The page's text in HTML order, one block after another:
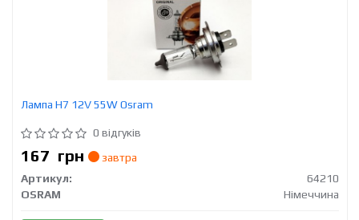
Лампа H7 12V 55W Osram
0 відгуків
167 грн
завтра
Артикул:
64210
OSRAM
Німеччина